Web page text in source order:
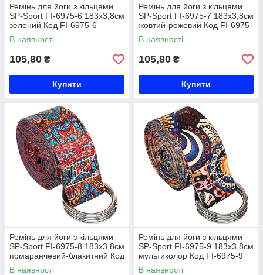
Ремінь для йоги з кільцями
SP-Sport FI-6975-6 183x3,8см
зелений Код FI-6975-6
В наявності
105,80 ₴
Купити
Ремінь для йоги з кільцями
SP-Sport FI-6975-7 183x3,8см
жовтий-рожевий Код FI-6975-
7
В наявності
105,80 ₴
Купити
Ремінь для йоги з кільцями
SP-Sport FI-6975-8 183x3,8см
помаранчевий-блакитний Код
FI-6975-8
В наявності
Ремінь для йоги з кільцями
SP-Sport FI-6975-9 183x3,8см
мультиколор Код FI-6975-9
В наявності